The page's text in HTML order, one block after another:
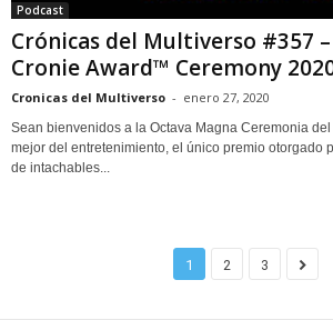
Podcast
Crónicas del Multiverso #357
Cronie Award™ Ceremony
Cronicas del Multiverso - enero 27, 2020
Sean bienvenidos a la Octava Magna Ceremonia
mejor del entretenimiento, el único premio otorgado
de intachables...
1 2 3